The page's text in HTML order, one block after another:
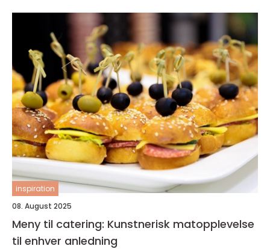
inspiration
08. August 2025
Meny til catering: Kunstnerisk matopplevelse
til enhver anledning